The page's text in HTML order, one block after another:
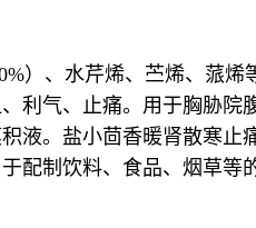
）、水芹烯、苎烯、蒎烯
利气、止痛。用于胸胁
液。盐小茴香暖肾散寒止
配制饮料、食品、烟草等